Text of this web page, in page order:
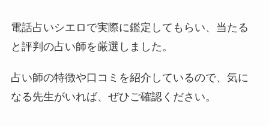
電話占いシエロで実際に鑑定してもらい、当たる
と評判の占い師を厳選しました。
占い師の特徴や口コミを紹介しているので、気に
なる先生がいれば、ぜひご確認ください。